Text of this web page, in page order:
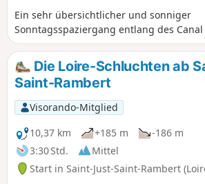
Ein sehr übersichtlicher und sonniger
Sonntagsspaziergang entlang des Canal
Die Loire-Schluchten ab
Saint-Rambert
Visorando-Mitglied
10,37 km
+185 m
-186 m
3:30 Std.
Mittel
Start in Saint-Just-Saint-Rambert